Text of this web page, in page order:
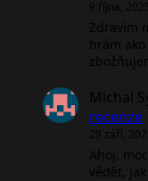
9 října,
Zdravím
hrám
Michal
recenze
29 září,
Ahoj,
vědět,